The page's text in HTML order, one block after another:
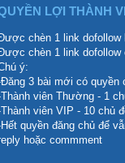
LỢI THÀNH
chèn 1 link dofollow
chèn 1 link dofollow
ý:
3 bài mới có quyền
viên Thường - 1
viên VIP - 10 chủ
quyền đăng chủ để
hoặc commment